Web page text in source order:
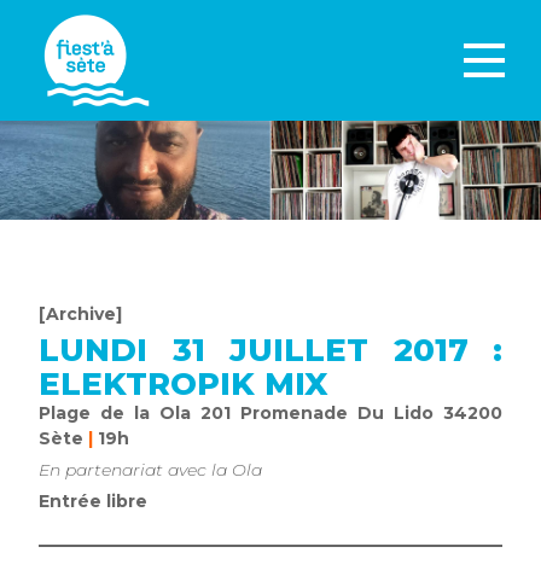
[Archive]
LUNDI 31 JUILLET 2017 :
ELEKTROPIK MIX
Plage de la Ola 201 Promenade Du Lido 34200
Sète | 19h
En partenariat avec la Ola
Entrée libre